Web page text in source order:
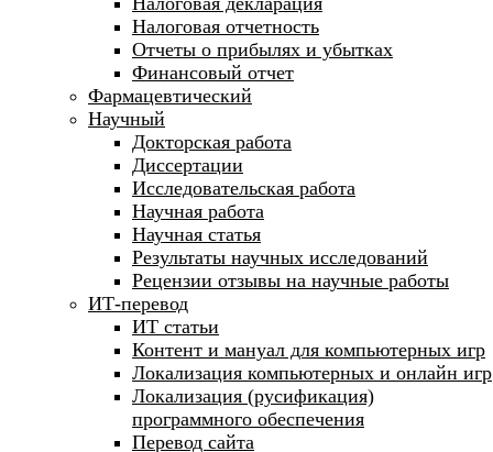
Налоговая отчетность
Отчеты о прибылях и убытках
Финансовый отчет
Фармацевтический
Научный
Докторская работа
Диссертации
Исследовательская работа
Научная работа
Научная статья
Результаты научных исследований
Рецензии отзывы на научные работы
ИТ-перевод
ИТ статьи
Контент и мануал для компьютерных игр
Локализация компьютерных и онлайн игр
Локализация (русификация)
программного обеспечения
Перевод сайта